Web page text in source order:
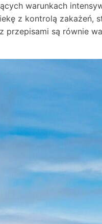
warunkach
z kontrolą zakażeń,
przepisami są równie